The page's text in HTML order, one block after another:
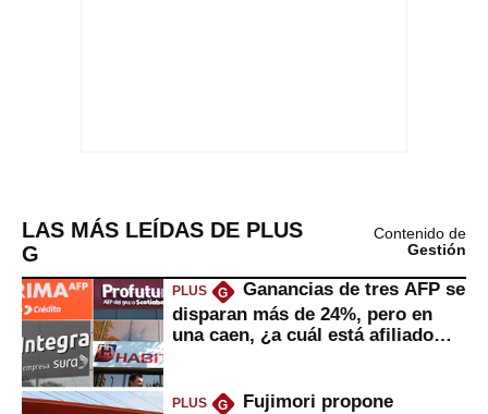
LAS MÁS LEÍDAS DE PLUS
G
Contenido de
Gestión
PLUS G
Ganancias de tres AFP se
disparan más de 24%, pero en
una caen, ¿a cuál está afiliado
PLUS G
Fujimori propone